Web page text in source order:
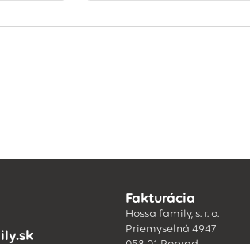
Fakturácia
Hossa family, s. r. o.
Priemyselná 4947